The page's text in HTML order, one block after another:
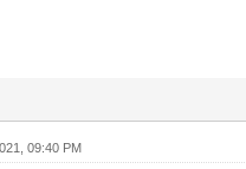
09:40 PM